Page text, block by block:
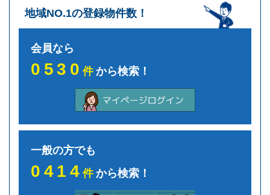
地域NO.1の登録物件数！
会員なら
0530件から検索！
一般の方でも
0414件から検索！